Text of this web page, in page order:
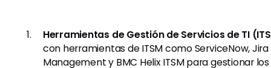
Herramientas de Gestión de Servicios de TI
con herramientas de ITSM como ServiceNow, Jira
Management y BMC Helix ITSM para gestionar